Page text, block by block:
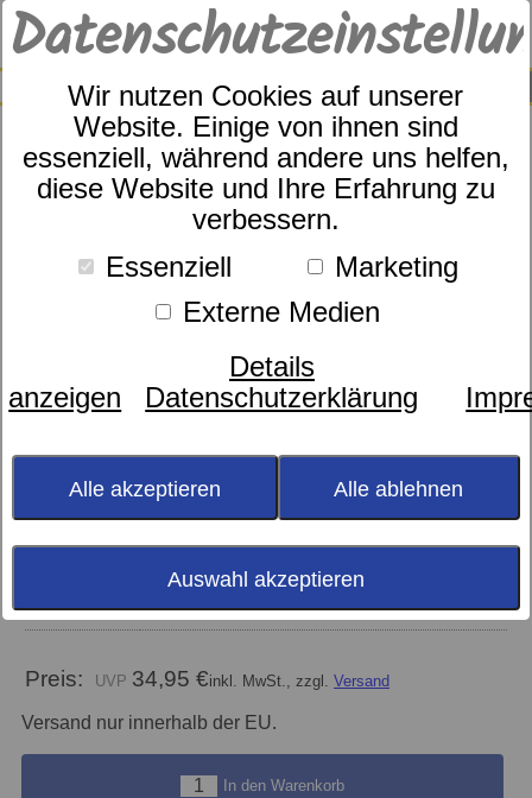
Wir nutzen Cookies auf unserer
Website. Einige von ihnen sind
essenziell, während andere uns helfen,
diese Website und Ihre Erfahrung zu
verbessern.
Essenziell
Marketing
Externe Medien
Details
anzeigen
Datenschutzerklärung
Alle akzeptieren Alle ablehnen
Auswahl akzeptieren
SUCHE
0
Matratzenauflage
dormabell Molton
Farbe
weiss
Preis: 34,95 €inkl. MwSt., zzgl. Versand
Versand nur innerhalb der EU.
In den Warenkorb